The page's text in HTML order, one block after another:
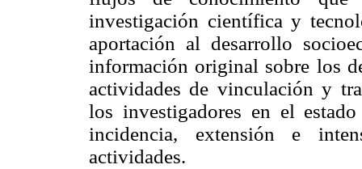
investigación científica y
aportación al desarrollo
información original sobre los
actividades de vinculación y
los investigadores en el
incidencia, extensión e
actividades.